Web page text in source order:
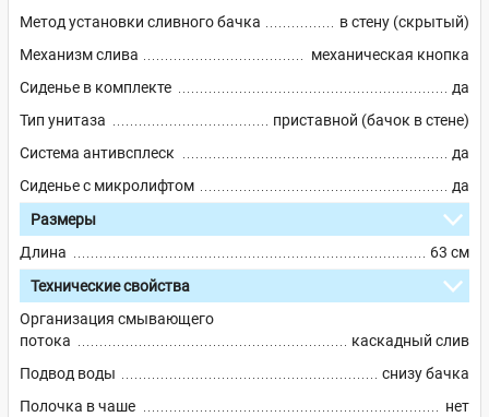
Метод установки сливного бачка
в стену (скрытый)
Механизм слива
механическая кнопка
Сиденье в комплекте
да
Тип унитаза
приставной (бачок в стене)
Система антивсплеск
да
Сиденье с микролифтом
да
Размеры
Длина
63 см
Технические свойства
Организация смывающего
потока
каскадный слив
Подвод воды
снизу бачка
Полочка в чаше
нет